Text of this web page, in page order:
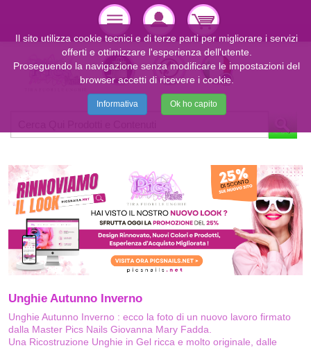
Unghie Autunno Inverno
Unghie Autunno Inverno : ecco la foto di un nuovo lavoro firmato
dalla Master Pics Nails Giovanna Mary Fadda.
Una Ricostruzione Unghie in Gel ricca e molto originale, dalle
Il sito utilizza cookie tecnici e di terze parti per migliorare i servizi
offerti e ottimizzare l'esperienza dell'utente.
Proseguendo la navigazione senza modificare le impostazioni del
browser accetti di ricevere i cookie.
Informativa Ok ho capito